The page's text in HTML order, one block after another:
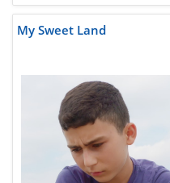
My Sweet Land